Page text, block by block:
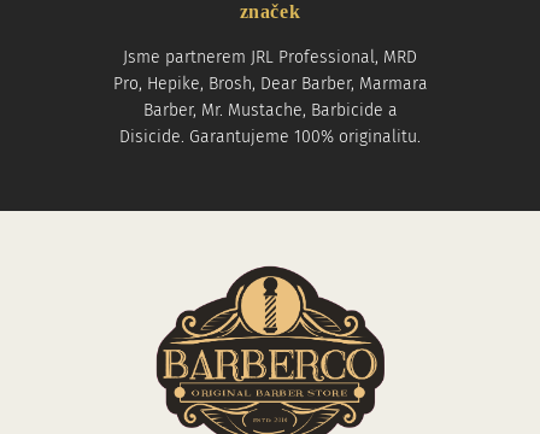
značek
Jsme partnerem JRL Professional, MRD
Pro, Hepike, Brosh, Dear Barber, Marmara
Barber, Mr. Mustache, Barbicide a
Disicide. Garantujeme 100% originalitu.